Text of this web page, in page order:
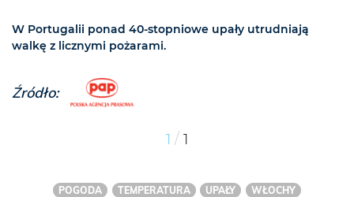
W Portugalii ponad 40-stopniowe upały utrudniają
walkę z licznymi pożarami.
Źródło:
1 / 1
POGODA TEMPERATURA UPAŁY WŁOCHY